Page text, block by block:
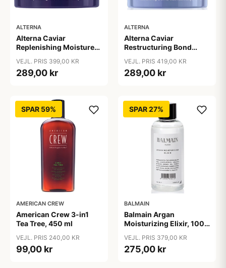
ALTERNA
Alterna Caviar
Replenishing Moisture
VEJL. PRIS 399,00 KR
289,00 kr
ALTERNA
Alterna Caviar
Restructuring Bond
VEJL. PRIS 419,00 KR
289,00 kr
SPAR 59%
AMERICAN CREW
American Crew 3-in1
Tea Tree, 450 ml
VEJL. PRIS 240,00 KR
99,00 kr
SPAR 27%
BALMAIN
Balmain Argan
Moisturizing Elixir, 100
VEJL. PRIS 379,00 KR
275,00 kr